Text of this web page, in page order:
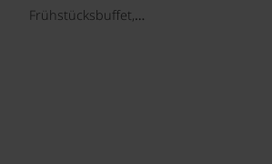
Frühstücksbuffet,…